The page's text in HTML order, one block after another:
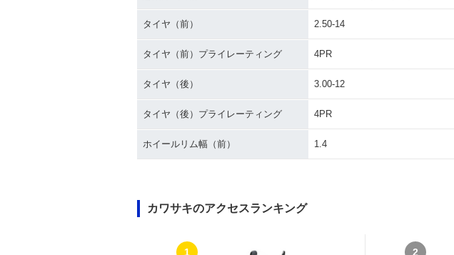
タイヤ（前） 2.50-14
タイヤ（前）プライレーティング 4PR
タイヤ（後） 3.00-12
タイヤ（後）プライレーティング 4PR
ホイールリム幅（前） 1.4
カワサキのアクセスランキング
1 2